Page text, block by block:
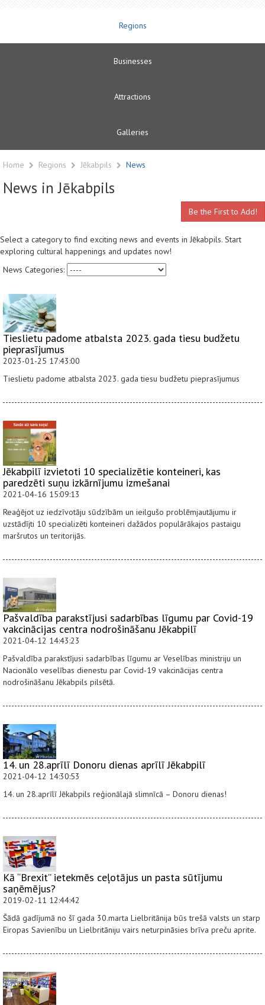
Regions
Businesses
Attractions
Galleries
Home Regions Jēkabpils News
News in Jēkabpils
Be the First to Add!
Select a category to find exciting news and events in Jēkabpils. Start
exploring cultural happenings and updates now!
News Categories:
Tieslietu padome atbalsta 2023. gada tiesu budžetu
pieprasījumus
2023-01-25 17:43:00
Tieslietu padome atbalsta 2023. gada tiesu budžetu pieprasījumus
Jēkabpilī izvietoti 10 specializētie konteineri, kas
paredzēti suņu izkārnījumu izmešanai
2021-04-16 15:09:13
Reaģējot uz iedzīvotāju sūdzībām un ieilgušo problēmjautājumu ir
uzstādījti 10 specializēti konteineri dažādos populārākajos pastaigu
maršrutos un teritorijās.
Pašvaldība parakstījusi sadarbības līgumu par Covid-19
vakcinācijas centra nodrošināšanu Jēkabpilī
2021-04-12 14:43:23
Pašvaldība parakstījusi sadarbības līgumu ar Veselības ministriju un
Nacionālo veselības dienestu par Covid-19 vakcinācijas centra
nodrošināšanu Jēkabpils pilsētā.
14. un 28.aprīlī Donoru dienas aprīlī Jēkabpilī
2021-04-12 14:30:53
14. un 28.aprīlī Jēkabpils reģionālajā slimnīcā – Donoru dienas!
Kā “Brexit” ietekmēs ceļotājus un pasta sūtījumu
saņēmējus?
2019-02-11 12:44:42
Šādā gadījumā no šī gada 30.marta Lielbritānija būs trešā valsts un starp
Eiropas Savienību un Lielbritāniju vairs neturpināsies brīva preču aprite.